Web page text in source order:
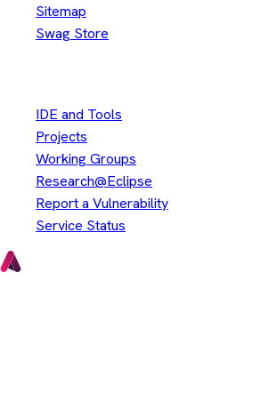
Sitemap
Swag Store
IDE and Tools
Projects
Working Groups
Research@Eclipse
Report a Vulnerability
Service Status